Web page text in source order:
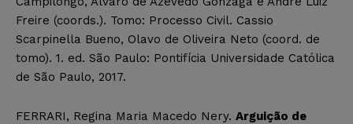
Freire (coords.). Tomo: Processo Civil. Cassio
Scarpinella Bueno, Olavo de Oliveira Neto (coord. de
tomo). 1. ed. São Paulo: Pontifícia Universidade Católica
de São Paulo, 2017.
FERRARI, Regina Maria Macedo Nery. Arguição de